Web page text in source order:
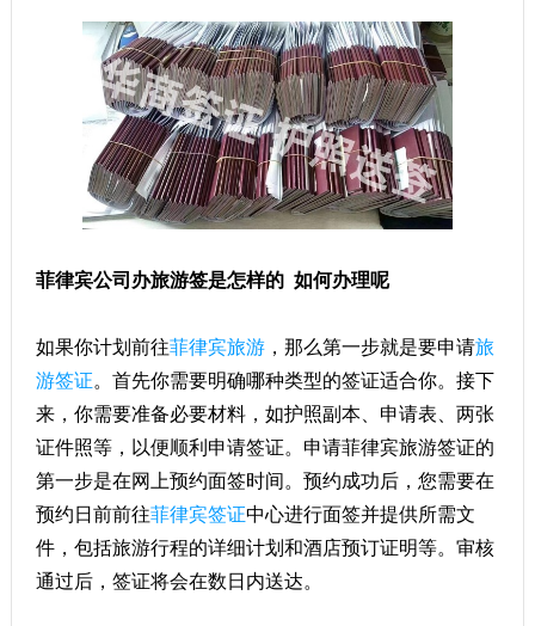
菲律宾公司办旅游签是怎样的 如何办理呢
如果你计划前往菲律宾旅游，那么第一步就是要申请旅
游签证。首先你需要明确哪种类型的签证适合你。接下
来，你需要准备必要材料，如护照副本、申请表、两张
证件照等，以便顺利申请签证。申请菲律宾旅游签证的
第一步是在网上预约面签时间。预约成功后，您需要在
预约日前前往菲律宾签证中心进行面签并提供所需文
件，包括旅游行程的详细计划和酒店预订证明等。审核
通过后，签证将会在数日内送达。